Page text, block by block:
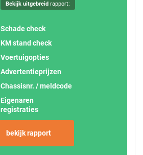
Bekijk uitgebreid rapport:
Schade check
KM stand check
Voertuigopties
Advertentieprijzen
Chassisnr. / meldcode
Eigenaren
registraties
bekijk rapport